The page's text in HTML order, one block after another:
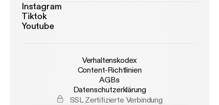
Instagram
Tiktok
Youtube
Verhaltenskodex
Content-Richtlinien
AGBs
Datenschutzerklärung
SSL Zertifizierte Verbindung